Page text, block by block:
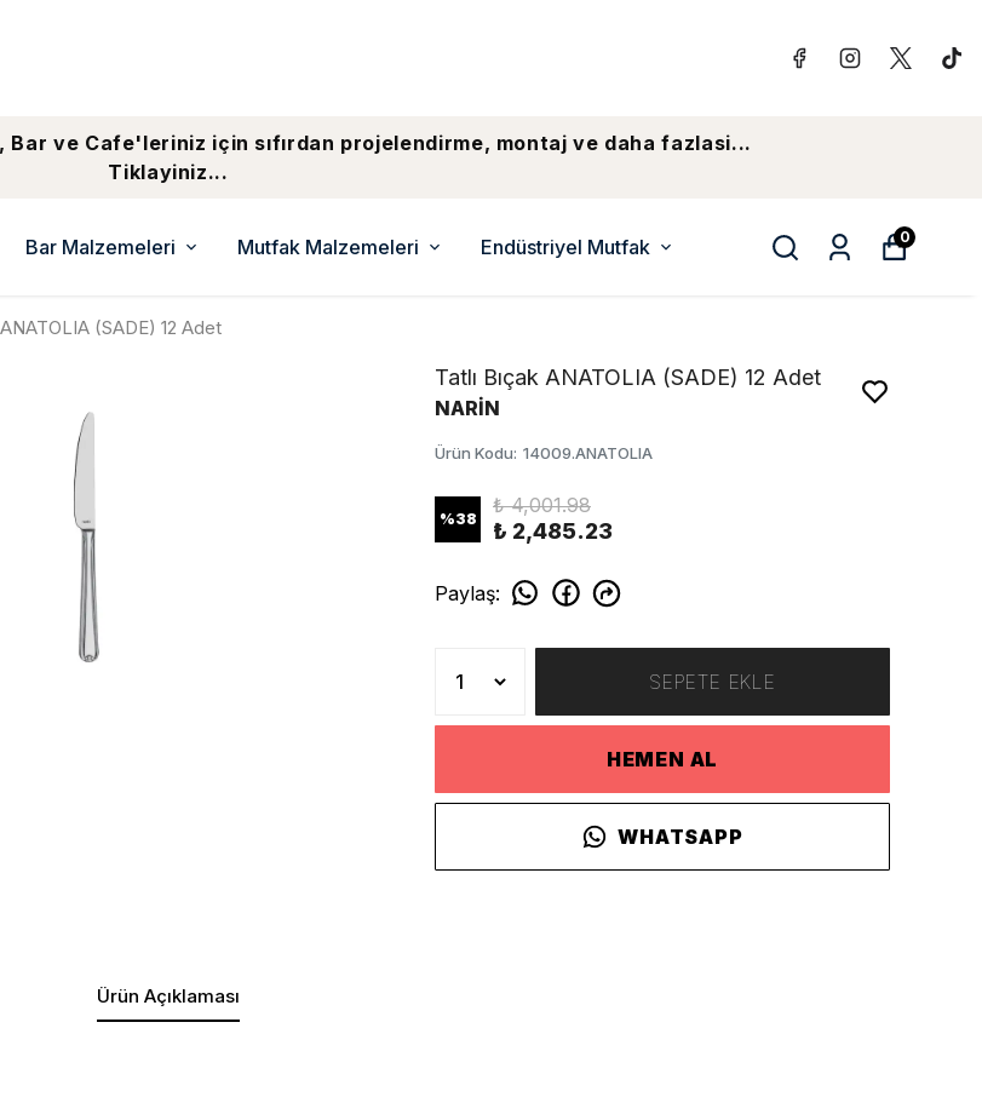
ve Cafe'leriniz için sıfırdan projelendirme, montaj ve daha fazlasi...
Tiklayiniz...
Bar Malzemeleri Mutfak Malzemeleri Endüstriyel Mutfak 0
ANATOLIA (SADE) 12 Adet
Tatlı Bıçak ANATOLIA (SADE) 12 Adet
NARİN
Ürün Kodu: 14009.ANATOLIA
%38
₺ 4,001.98
₺ 2,485.23
Paylaş:
SEPETE EKLE
HEMEN AL
WHATSAPP
Ürün Açıklaması